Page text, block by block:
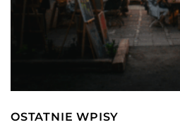
OSTATNIE WPISY